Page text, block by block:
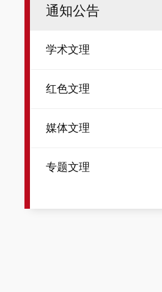
通知公告
学术文理
红色文理
媒体文理
专题文理